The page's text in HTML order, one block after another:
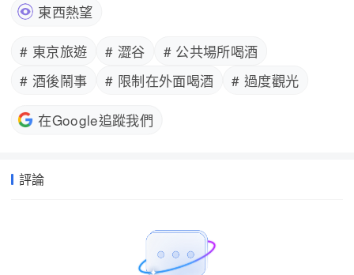
東西熱望
# 東京旅遊 # 澀谷
# 公共場所喝酒
# 酒後鬧事
# 限制在外面喝酒 # 過度觀光
在Google追蹤我們
評論